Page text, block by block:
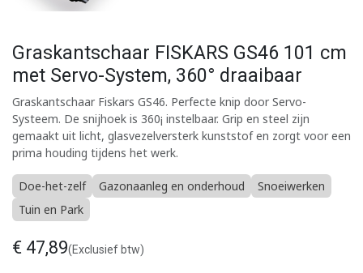
Graskantschaar FISKARS GS46 101 cm
met Servo-System, 360° draaibaar
Graskantschaar Fiskars GS46. Perfecte knip door Servo-
Systeem. De snijhoek is 360¡ instelbaar. Grip en steel zijn
gemaakt uit licht, glasvezelversterk kunststof en zorgt voor een
prima houding tijdens het werk.
Doe-het-zelf Gazonaanleg en onderhoud
Snoeiwerken
Tuin en Park
€ 47,89(Exclusief btw)